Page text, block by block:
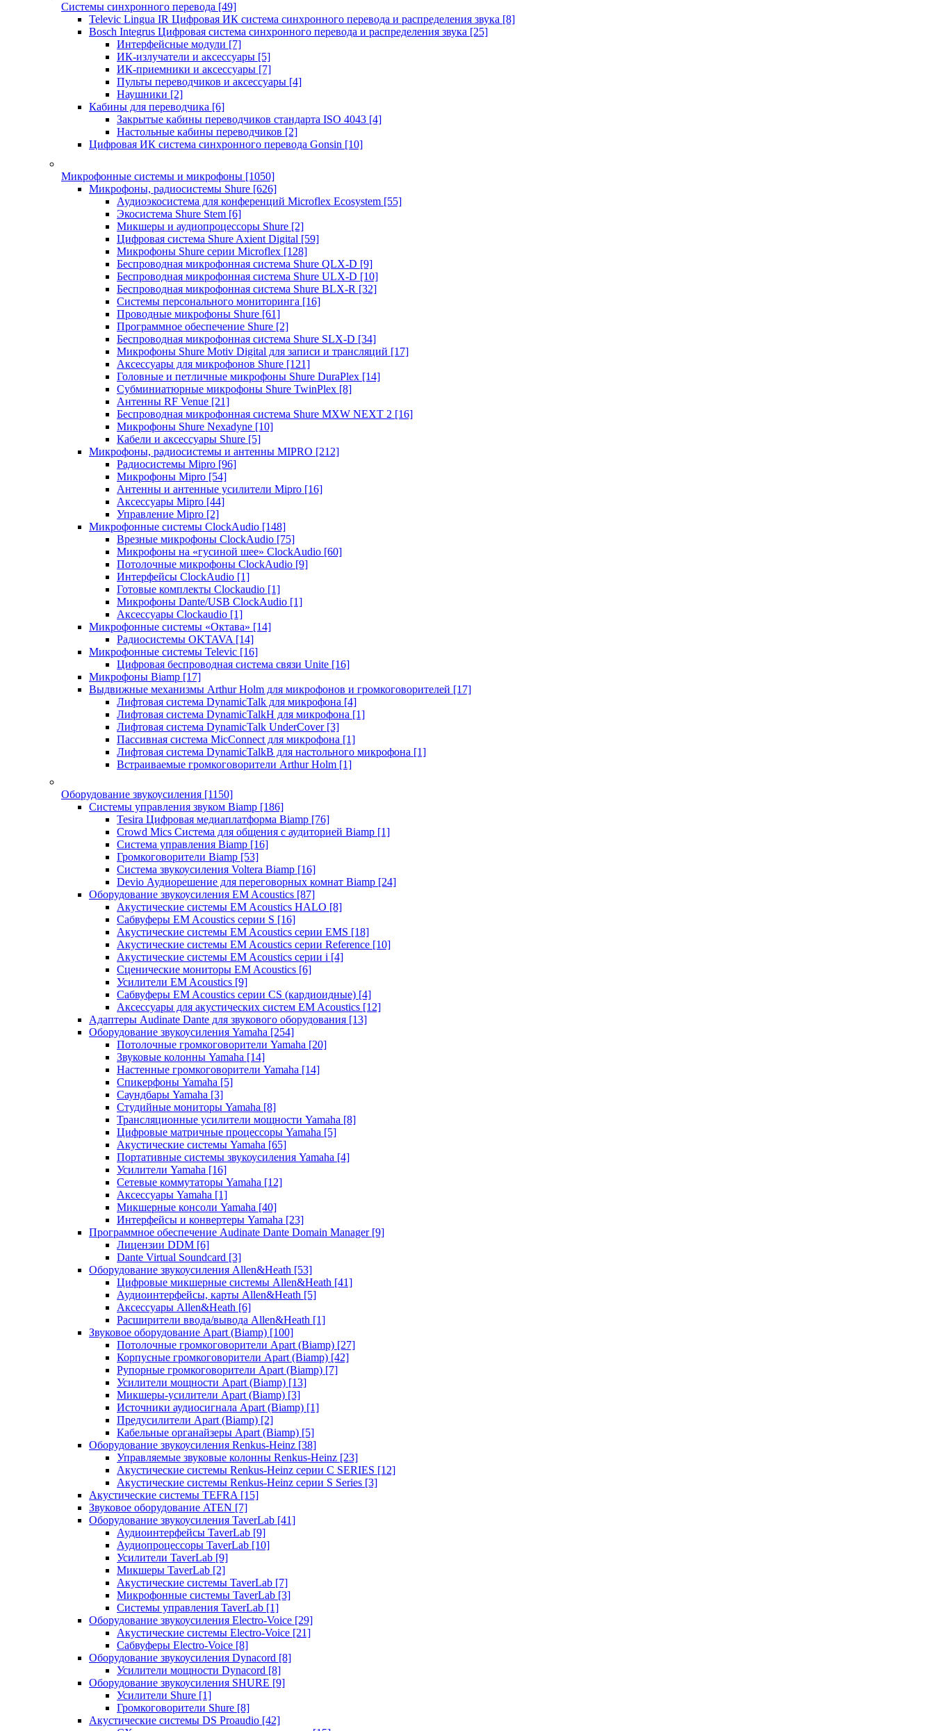
Системы синхронного перевода [49]
Televic Lingua IR Цифровая ИК система синхронного перевода и распределения звука [8]
Bosch Integrus Цифровая система синхронного перевода и распределения звука [25]
Интерфейсные модули [7]
ИК-излучатели и аксессуары [5]
ИК-приемники и аксессуары [7]
Пульты переводчиков и аксессуары [4]
Наушники [2]
Кабины для переводчика [6]
Закрытые кабины переводчиков стандарта ISO 4043 [4]
Настольные кабины переводчиков [2]
Цифровая ИК система синхронного перевода Gonsin [10]
Микрофонные системы и микрофоны [1050]
Микрофоны, радиосистемы Shure [626]
Аудиоэкосистема для конференций Microflex Ecosystem [55]
Экосистема Shure Stem [6]
Микшеры и аудиопроцессоры Shure [2]
Цифровая система Shure Axient Digital [59]
Микрофоны Shure серии Microflex [128]
Беспроводная микрофонная система Shure QLX-D [9]
Беспроводная микрофонная система Shure ULX-D [10]
Беспроводная микрофонная система Shure BLX-R [32]
Системы персонального мониторинга [16]
Проводные микрофоны Shure [61]
Программное обеспечение Shure [2]
Беспроводная микрофонная система Shure SLX-D [34]
Микрофоны Shure Motiv Digital для записи и трансляций [17]
Аксессуары для микрофонов Shure [121]
Головные и петличные микрофоны Shure DuraPlex [14]
Субминиатюрные микрофоны Shure TwinPlex [8]
Антенны RF Venue [21]
Беспроводная микрофонная система Shure MXW NEXT 2 [16]
Микрофоны Shure Nexadyne [10]
Кабели и аксессуары Shure [5]
Микрофоны, радиосистемы и антенны MIPRO [212]
Радиосистемы Mipro [96]
Микрофоны Mipro [54]
Антенны и антенные усилители Mipro [16]
Аксессуары Mipro [44]
Управление Mipro [2]
Микрофонные системы ClockAudio [148]
Врезные микрофоны ClockAudio [75]
Микрофоны на «гусиной шее» ClockAudio [60]
Потолочные микрофоны ClockAudio [9]
Интерфейсы ClockAudio [1]
Готовые комплекты Clockaudio [1]
Микрофоны Dante/USB ClockAudio [1]
Аксессуары Clockaudio [1]
Микрофонные системы «Октава» [14]
Радиосистемы OKTAVA [14]
Микрофонные системы Televic [16]
Цифровая беспроводная система связи Unite [16]
Микрофоны Biamp [17]
Выдвижные механизмы Arthur Holm для микрофонов и громкоговорителей [17]
Лифтовая система DynamicTalk для микрофона [4]
Лифтовая система DynamicTalkH для микрофона [1]
Лифтовая система DynamicTalk UnderCover [3]
Пассивная система MicConnect для микрофона [1]
Лифтовая система DynamicTalkB для настольного микрофона [1]
Встраиваемые громкоговорители Arthur Holm [1]
Оборудование звукоусиления [1150]
Системы управления звуком Biamp [186]
Tesira Цифровая медиаплатформа Biamp [76]
Crowd Mics Система для общения с аудиторией Biamp [1]
Система управления Biamp [16]
Громкоговорители Biamp [53]
Система звукоусиления Voltera Biamp [16]
Devio Аудиорешение для переговорных комнат Biamp [24]
Оборудование звукоусиления EM Acoustics [87]
Акустические системы EM Acoustics HALO [8]
Сабвуферы EM Acoustics серии S [16]
Акустические системы EM Acoustics серии EMS [18]
Акустические системы EM Acoustics серии Reference [10]
Акустические системы EM Acoustics серии i [4]
Сценические мониторы EM Acoustics [6]
Усилители EM Acoustics [9]
Сабвуферы EM Acoustics серии CS (кардиоидные) [4]
Аксессуары для акустических систем EM Acoustics [12]
Адаптеры Audinate Dante для звукового оборудования [13]
Оборудование звукоусиления Yamaha [254]
Потолочные громкоговорители Yamaha [20]
Звуковые колонны Yamaha [14]
Настенные громкоговорители Yamaha [14]
Спикерфоны Yamaha [5]
Саундбары Yamaha [3]
Студийные мониторы Yamaha [8]
Трансляционные усилители мощности Yamaha [8]
Цифровые матричные процессоры Yamaha [5]
Акустические системы Yamaha [65]
Портативные системы звукоусиления Yamaha [4]
Усилители Yamaha [16]
Сетевые коммутаторы Yamaha [12]
Аксессуары Yamaha [1]
Микшерные консоли Yamaha [40]
Интерфейсы и конвертеры Yamaha [23]
Программное обеспечение Audinate Dante Domain Manager [9]
Лицензии DDM [6]
Dante Virtual Soundcard [3]
Оборудование звукоусиления Allen&Heath [53]
Цифровые микшерные системы Allen&Heath [41]
Аудиоинтерфейсы, карты Allen&Heath [5]
Аксессуары Allen&Heath [6]
Расширители ввода/вывода Allen&Heath [1]
Звуковое оборудование Apart (Biamp) [100]
Потолочные громкоговорители Apart (Biamp) [27]
Корпусные громкоговорители Apart (Biamp) [42]
Рупорные громкоговорители Apart (Biamp) [7]
Усилители мощности Apart (Biamp) [13]
Микшеры-усилители Apart (Biamp) [3]
Источники аудиосигнала Apart (Biamp) [1]
Предусилители Apart (Biamp) [2]
Кабельные органайзеры Apart (Biamp) [5]
Оборудование звукоусиления Renkus-Heinz [38]
Управляемые звуковые колонны Renkus-Heinz [23]
Акустические системы Renkus-Heinz серии C SERIES [12]
Акустические системы Renkus-Heinz серии S Series [3]
Акустические системы TEFRA [15]
Звуковое оборудование ATEN [7]
Оборудование звукоусиления TaverLab [41]
Аудиоинтерфейсы TaverLab [9]
Аудиопроцессоры TaverLab [10]
Усилители TaverLab [9]
Микшеры TaverLab [2]
Акустические системы TaverLab [7]
Микрофонные системы TaverLab [3]
Системы управления TaverLab [1]
Оборудование звукоусиления Electro-Voice [29]
Акустические системы Electro-Voice [21]
Сабвуферы Electro-Voice [8]
Оборудование звукоусиления Dynacord [8]
Усилители мощности Dynacord [8]
Оборудование звукоусиления SHURE [9]
Усилители Shure [1]
Громкоговорители Shure [8]
Акустические системы DS Proaudio [42]